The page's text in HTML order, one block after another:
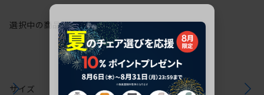
選択中の商品情報注意事項
サイズ